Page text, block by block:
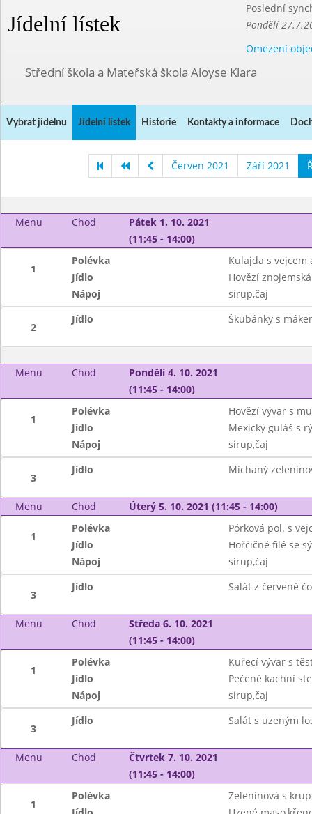
Jídelní lístek
Poslední
Pondělí
Omezení
Střední škola a Mateřská škola Aloyse Klara
Vybrat jídelnu Jídelní lístek Historie Kontakty a informace
Červen 2021 Září 2021
Menu Chod
Pátek 1. 10. 2021
(11:45 - 14:00)
1
Polévka
Kulajda s
Jídlo
Hovězí
Nápoj
sirup,čaj
2
Jídlo Škubánky s
Menu Chod
Pondělí 4. 10. 2021
(11:45 - 14:00)
1
Polévka
Hovězí vývar s
Jídlo
Mexický guláš s
Nápoj
sirup,čaj
3
Jídlo Míchaný
Menu Chod Úterý 5. 10. 2021 (11:45 - 14:00)
1
Polévka
Pórková pol. s
Jídlo
Hořčičné filé se
Nápoj
sirup,čaj
3
Jídlo Salát z červené
Menu Chod
Středa 6. 10. 2021
(11:45 - 14:00)
1
Polévka
Kuřecí vývar s
Jídlo
Pečené kachní
Nápoj
sirup,čaj
3
Jídlo Salát s uzeným
Menu Chod
Čtvrtek 7. 10. 2021
(11:45 - 14:00)
1
Polévka
Zeleninová s